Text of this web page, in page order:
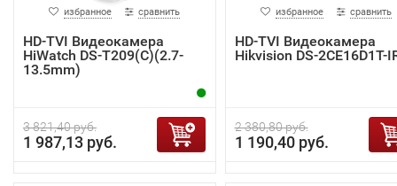
избранное сравнить
HD-TVI Видеокамера
HiWatch DS-T209(C)(2.7-
13.5mm)
3 821,40 руб.
1 987,13 руб.
избранное сравнить
HD-TVI Видеокамера
Hikvision DS-2CE16D1T-
2 380,80 руб.
1 190,40 руб.